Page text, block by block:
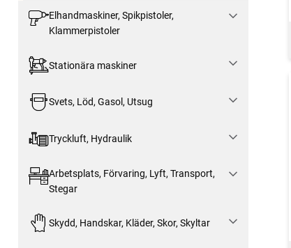
Elhandmaskiner, Spikpistoler,
Klammerpistoler
Stationära maskiner
Svets, Löd, Gasol, Utsug
Tryckluft, Hydraulik
Arbetsplats, Förvaring, Lyft, Transport,
Stegar
Skydd, Handskar, Kläder, Skor, Skyltar